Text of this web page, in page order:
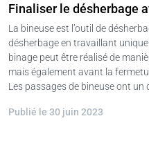
Finaliser le désherbage
La bineuse est l’outil de
désherbage en travaillant
binage peut être réalisé de
mais également avant la
Les passages de bineuse ont un
Publié le 30 juin 2023